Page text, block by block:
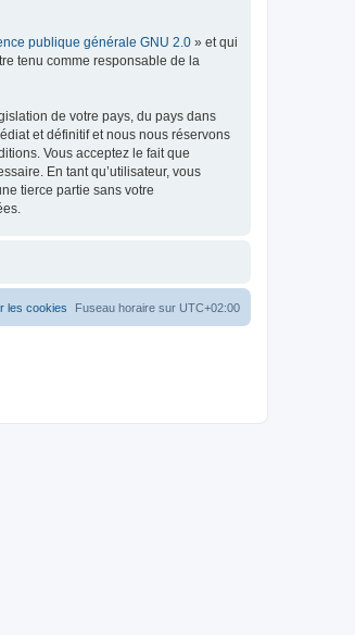
publique générale GNU 2.0 » et qui
tenu comme responsable de la
de votre pays, du pays dans
et définitif et nous nous réservons
Vous acceptez le fait que
En tant qu’utilisateur, vous
tierce partie sans votre
Fuseau horaire sur UTC+02:00
les cookies